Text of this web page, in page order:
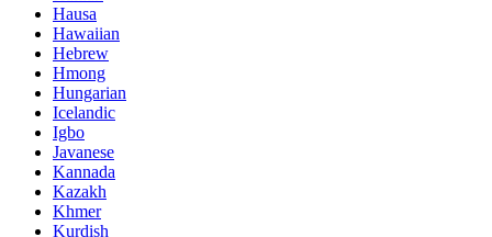
Hausa
Hawaiian
Hebrew
Hmong
Hungarian
Icelandic
Igbo
Javanese
Kannada
Kazakh
Khmer
Kurdish